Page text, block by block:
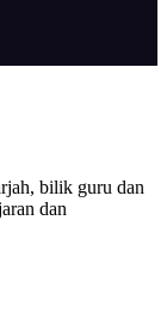
bilik guru dan
dan